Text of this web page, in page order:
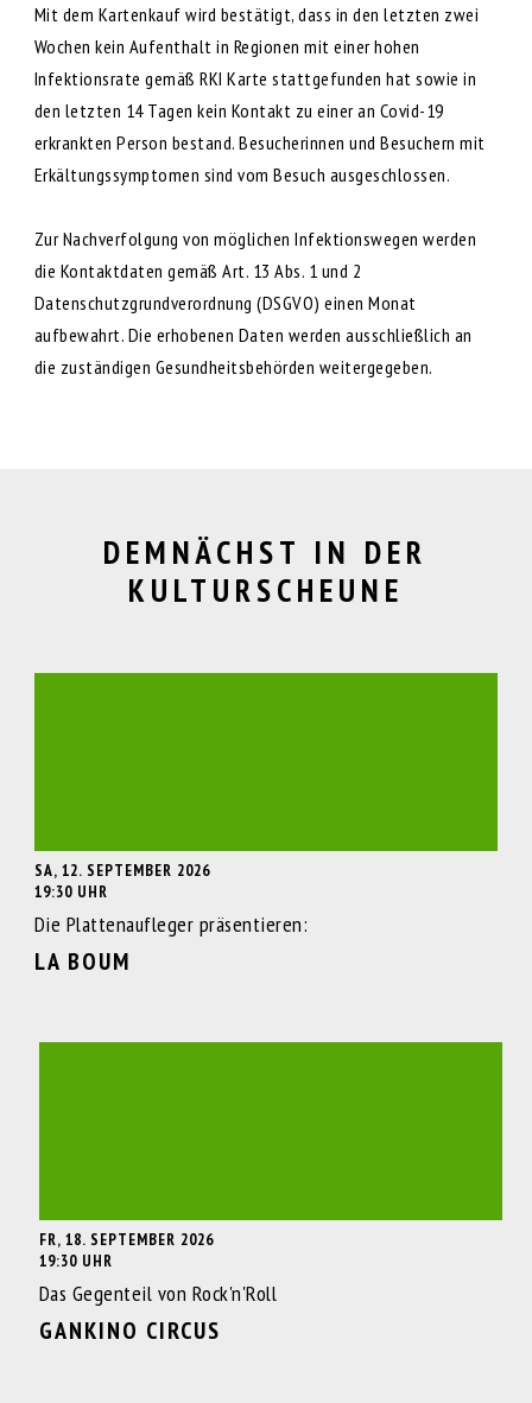
Mit dem Kartenkauf wird bestätigt, dass in den letzten zwei
Wochen kein Aufenthalt in Regionen mit einer hohen
Infektionsrate gemäß RKI Karte stattgefunden hat sowie in
den letzten 14 Tagen kein Kontakt zu einer an Covid-19
erkrankten Person bestand. Besucherinnen und Besuchern mit
Erkältungssymptomen sind vom Besuch ausgeschlossen.
Zur Nachverfolgung von möglichen Infektionswegen werden
die Kontaktdaten gemäß Art. 13 Abs. 1 und 2
Datenschutzgrundverordnung (DSGVO) einen Monat
aufbewahrt. Die erhobenen Daten werden ausschließlich an
die zuständigen Gesundheitsbehörden weitergegeben.
DEMNÄCHST IN DER
KULTURSCHEUNE
SA, 12. SEPTEMBER 2026
19:30 UHR
Die Plattenaufleger präsentieren:
LA BOUM
FR, 18. SEPTEMBER 2026
19:30 UHR
Das Gegenteil von Rock'n'Roll
GANKINO CIRCUS